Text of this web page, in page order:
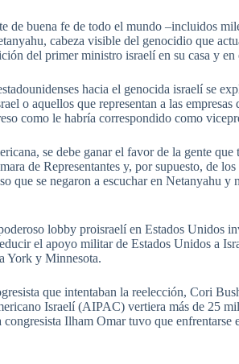
de buena fe de todo el mundo –incluidos
cabeza visible del genocidio que
del primer ministro israelí en su casa y en
hacia el genocida israelí se
o aquellos que representan a las
como le habría correspondido como
se debe ganar el favor de la gente
de Representantes y, por supuesto, de
que se negaron a escuchar en Netanyahu
lobby proisraelí en Estados Unidos
el apoyo militar de Estados Unidos a
York y Minnesota.
que intentaban la reelección, Cori
Israelí (AIPAC) vertiera más de 25
Ilham Omar tuvo que